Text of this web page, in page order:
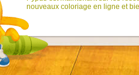
nouveaux coloriage en ligne et